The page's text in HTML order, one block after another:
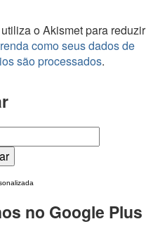
o Akismet para reduzir
como seus dados de
são processados.
no Google Plus